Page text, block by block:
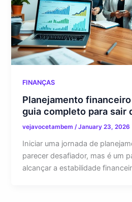
FINANÇAS
Planejamento
guia completo para sair
vejavocetambem/January 23, 2026
Iniciar uma jornada de
parecer desafiador, mas é um
alcançar a estabilidade